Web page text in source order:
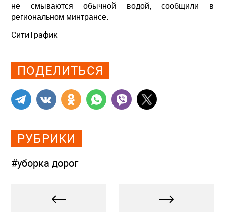
не смываются обычной водой, сообщили в
региональном минтрансе.
СитиТрафик
ПОДЕЛИТЬСЯ
РУБРИКИ
#уборка дорог